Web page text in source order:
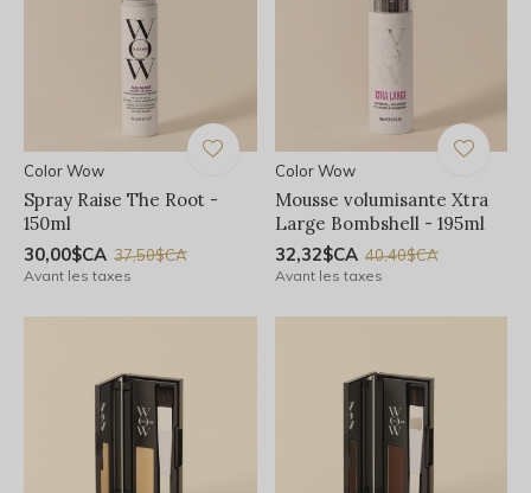
Color Wow
Spray Raise The Root -
150ml
30,00$CA 37,50$CA
Avant les taxes
Color Wow
Mousse volumisante Xtra
Large Bombshell - 195ml
32,32$CA 40,40$CA
Avant les taxes